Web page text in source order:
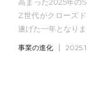
Z世代がクローズ
遂げた一年となりま
事業の進化